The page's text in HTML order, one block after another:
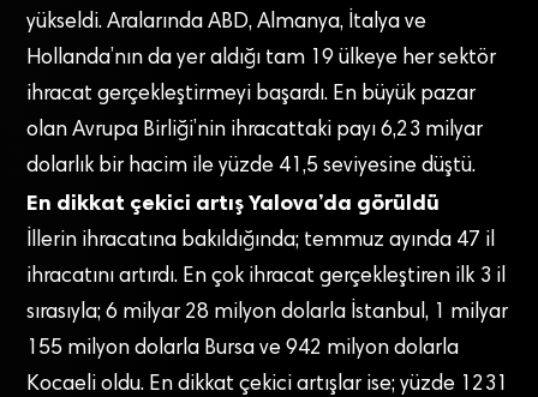
yükseldi. Aralarında ABD, Almanya, İtalya ve
Hollanda’nın da yer aldığı tam 19 ülkeye her sektör
ihracat gerçekleştirmeyi başardı. En büyük pazar
olan Avrupa Birliği’nin ihracattaki payı 6,23 milyar
dolarlık bir hacim ile yüzde 41,5 seviyesine düştü.
En dikkat çekici artış Yalova’da görüldü
İllerin ihracatına bakıldığında; temmuz ayında 47 il
ihracatını artırdı. En çok ihracat gerçekleştiren ilk 3 il
sırasıyla; 6 milyar 28 milyon dolarla İstanbul, 1 milyar
155 milyon dolarla Bursa ve 942 milyon dolarla
Kocaeli oldu. En dikkat çekici artışlar ise; yüzde 1231